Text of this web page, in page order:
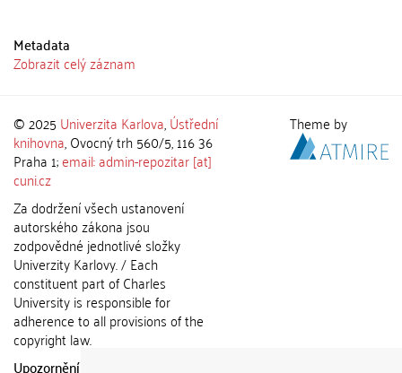
Metadata
Zobrazit celý záznam
© 2025 Univerzita Karlova,Ústřední
knihovna, Ovocný trh 560/5, 116 36
Praha 1;email: admin-repozitar [at]
cuni.cz
Za dodržení všech ustanovení
autorského zákona jsou
zodpovědné jednotlivé složky
Univerzity Karlovy. / Each
constituent part of Charles
University is responsible for
adherence to all provisions of the
copyright law.
Upozornění / Notice:
Theme by